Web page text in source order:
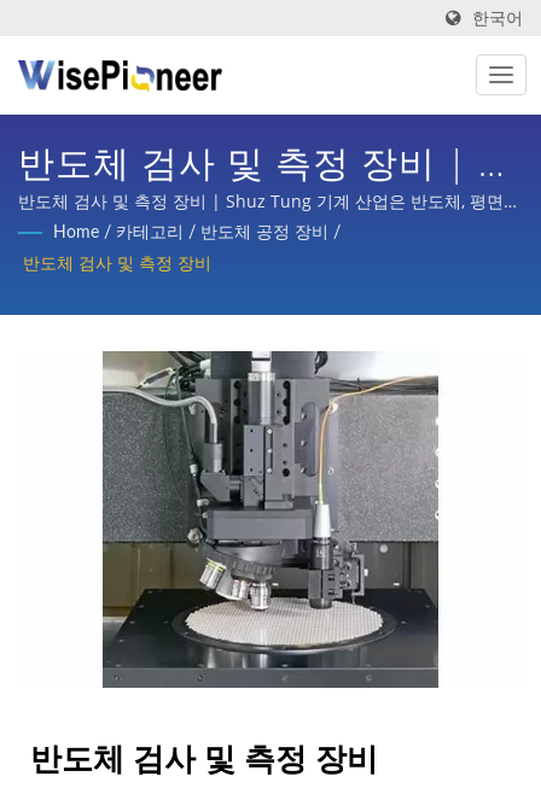
한국어
반도체 검사 및 측정 장비 | 산
업 4.0을 위한 지능형 공정 장
비. 제조 | Shuz Tung
반도체 검사 및 측정 장비 | Shuz Tung 기계 산업은 반도체, 평면
디스플레이 공정, 인쇄회로 기판, 지능형 의료 이미징, 자전거 턴키
기획, 자동차, 스쿠터 및 다양한 산업의 부품 가공 등 국내외 주요 기
Home / 카테고리 / 반도체 공정 장비
/
반도체 검사 및 측정 장비
반도체 검사 및 측정 장비